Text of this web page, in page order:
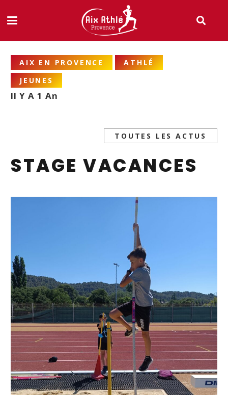
AIX EN PROVENCE
ATHLÉ
JEUNES
Il Y A 1 An
TOUTES LES ACTUS
STAGE VACANCES